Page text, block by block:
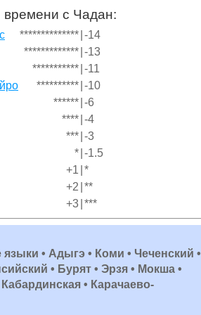
времени с Чадан:
************** -14
************* -13
*********** -11
********** -10
****** -6
**** -4
*** -3
* -1.5
+1 *
+2 **
+3 ***
• Адыгэ • Коми • Чеченский •
• Бурят • Эрзя • Мокша •
• Карачаево-